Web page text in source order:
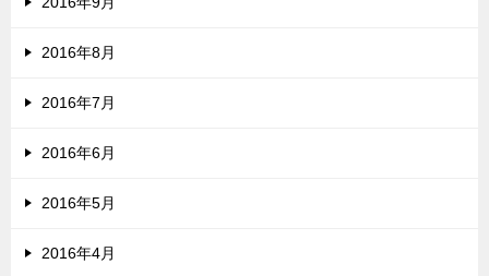
2016年8月
2016年7月
2016年6月
2016年5月
2016年4月